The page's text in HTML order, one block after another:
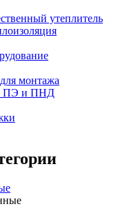
утеплитель
монтажа
ПЭ и ПНД